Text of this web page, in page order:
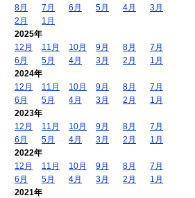
8月
7月 6月 5月 4月
3月
2月
1月
2025年
12月
11月 10月 9月 8月
7月
6月
5月 4月 3月 2月
1月
2024年
12月
11月 10月 9月 8月
7月
6月
5月 4月 3月 2月
1月
2023年
12月
11月 10月 9月 8月
7月
6月
5月 4月 3月 2月
1月
2022年
12月
11月 10月 9月 8月
7月
6月
5月 4月 3月 2月
1月
2021年